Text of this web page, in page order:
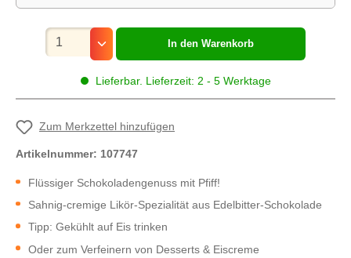
Lieferbar. Lieferzeit: 2 - 5 Werktage
Mengenauswahl
In den Warenkorb
Zum Merkzettel hinzufügen
Artikelnummer: 107747
Flüssiger Schokoladengenuss mit Pfiff!
Sahnig-cremige Likör-Spezialität aus Edelbitter-Schokolade
Tipp: Gekühlt auf Eis trinken
Oder zum Verfeinern von Desserts & Eiscreme